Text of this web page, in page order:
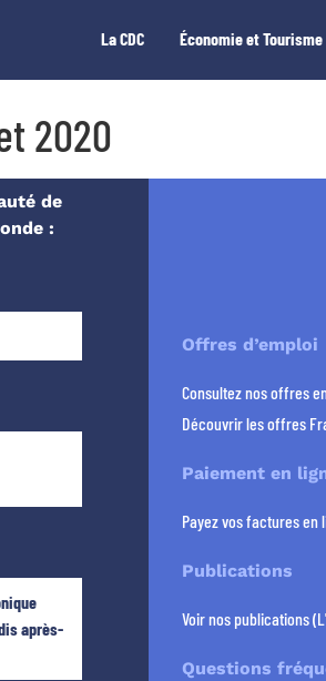
La CDC Économie et Tourisme
2020
de
:
après-
Offres d’emploi
Consultez nos offres
Découvrir les offres
Paiement en
Payez vos factures en
Publications
Voir nos publications
Questions